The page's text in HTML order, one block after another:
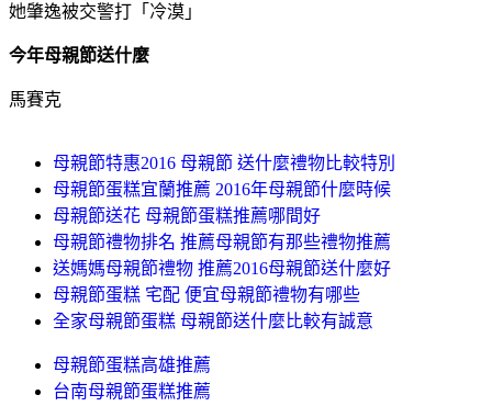
她肇逸被交警打「冷漠」
今年母親節送什麼
馬賽克
母親節特惠2016 母親節 送什麼禮物比較特別
母親節蛋糕宜蘭推薦 2016年母親節什麼時候
母親節送花 母親節蛋糕推薦哪間好
母親節禮物排名 推薦母親節有那些禮物推薦
送媽媽母親節禮物 推薦2016母親節送什麼好
母親節蛋糕 宅配 便宜母親節禮物有哪些
全家母親節蛋糕 母親節送什麼比較有誠意
母親節蛋糕高雄推薦
台南母親節蛋糕推薦